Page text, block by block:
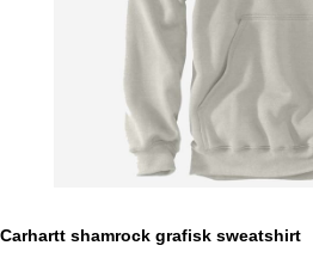
Carhartt shamrock grafisk sweatshirt